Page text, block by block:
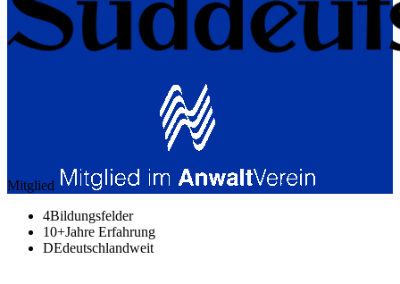
Mitglied
4Bildungsfelder
10+Jahre Erfahrung
DEdeutschlandweit